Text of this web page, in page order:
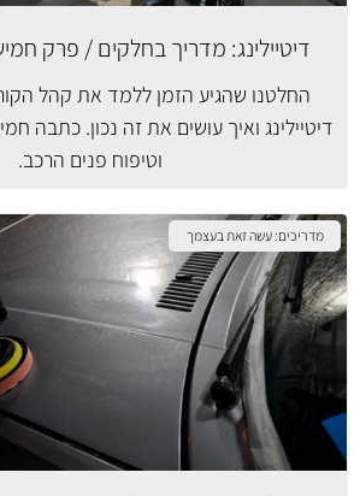
דיטיילינג: מדריך בחלקים / פרק
החלטנו שהגיע הזמן ללמד את קהל
דיטיילינג ואיך עושים את זה נכון. כתבה
וטיפוח פנים הרכב.
מדריכים: עשה זאת בעצמך